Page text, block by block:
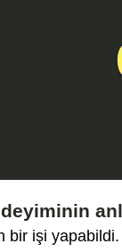
deyiminin
bir işi yapabildi.